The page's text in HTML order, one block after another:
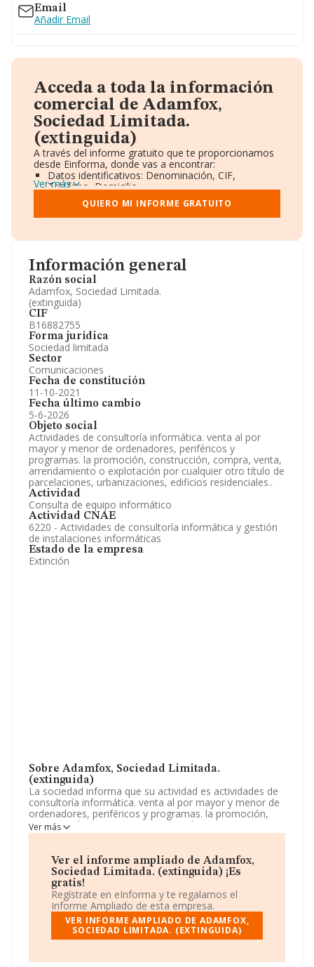
Información general
Razón social
Adamfox, Sociedad Limitada.
(extinguida)
CIF
B16882755
Forma jurídica
Sociedad limitada
Sector
Comunicaciones
Fecha de constitución
11-10-2021
Fecha último cambio
5-6-2026
Objeto social
Actividades de consultoría informática. venta al por
mayor y menor de ordenadores, periféricos y
programas. la promoción, construcción, compra, venta,
arrendamiento o explotación por cualquier otro título de
parcelaciones, urbanizaciones, edificios residenciales..
Actividad
Consulta de equipo informático
Actividad CNAE
6220 - Actividades de consultoría informática y gestión
de instalaciones informáticas
Estado de la empresa
Extinción
Sobre Adamfox, Sociedad Limitada.
(extinguida)
La sociedad informa que su actividad es actividades de
consultoría informática. venta al por mayor y menor de
ordenadores, periféricos y programas. la promoción,
construcción, compra, venta, arrendamiento o
explotación por cualquier otro título de parcelaciones,
aparece inscrita en el Registro Mercantil como Sociedad
Limitada. Tiene CNAE: 6220 - '%cnae%'. La empresa no
tiene actividad en mercados exteriores.
La sociedad españolaAdamfox, Sociedad Limitada.
(extinguida), CIF B16882755, tiene su domicilio social
establecido en Calle Garcia De Toledo núm. 68 Ptl 2
Piso 2 Dr, (35260), Agüimes, en Las Palmas, Islas
Ver más
Ver el informe ampliado de Adamfox,
Sociedad Limitada. (extinguida) ¡Es
gratis!
Regístrate en eInforma y te regalamos el
Informe Ampliado de esta empresa.
VER INFORME AMPLIADO DE ADAMFOX,
SOCIEDAD LIMITADA. (EXTINGUIDA)
Email
Añadir Email
Acceda a toda la información
comercial de Adamfox,
Sociedad Limitada.
(extinguida)
A través del informe gratuito que te proporcionamos
desde Einforma, donde vas a encontrar:
Datos identificativos: Denominación, CIF,
Teléfono, Domicilio.
Informe Mercantil Completo (BORME).
Gráficos de Evolución Ventas y Empleados.
Consejo de Administración y Administradores.
Accionistas.
Artículos de prensa publicados sobre la empresa.
Información oficial y registral complementaria.
Ver más
QUIERO MI INFORME GRATUITO